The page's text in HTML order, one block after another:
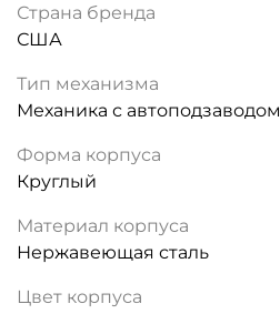
Страна бренда
США
Тип механизма
Механика с автоподзаводом
Форма корпуса
Круглый
Материал корпуса
Нержавеющая сталь
Цвет корпуса